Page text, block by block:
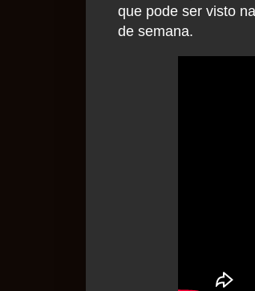
que pode ser visto
de semana.